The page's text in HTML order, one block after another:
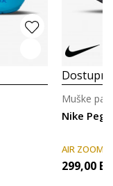
Nike
Muške
AIR ZOOM
299,00